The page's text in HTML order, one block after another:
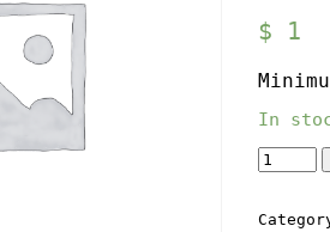
$ 1
In